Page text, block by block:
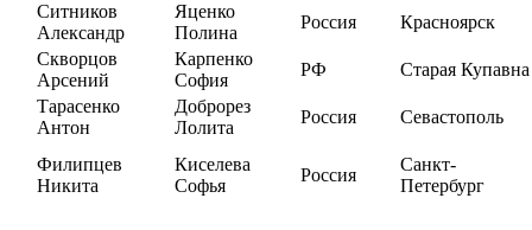
Ситников
Александр
Яценко
Полина
Россия
Красноярск
Скворцов
Арсений
Карпенко
София
РФ
Старая Купавна
Тарасенко
Антон
Доброрез
Лолита
Россия Севастополь
Филипцев
Никита
Киселева
Софья
Россия
Санкт-
Петербург